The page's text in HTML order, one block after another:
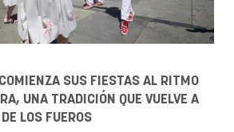
SUS FIESTAS AL RITMO
UNA TRADICIÓN QUE VUELVE A
LOS FUEROS